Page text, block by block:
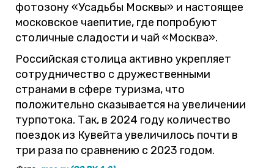
фотозону «Усадьбы Москвы» и настоящее
московское чаепитие, где попробуют
столичные сладости и чай «Москва».
Российская столица активно укрепляет
сотрудничество с дружественными
странами в сфере туризма, что
положительно сказывается на увеличении
турпотока. Так, в 2024 году количество
поездок из Кувейта увеличилось почти в
три раза по сравнению с 2023 годом.